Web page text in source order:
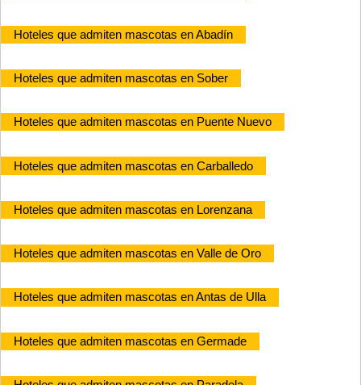
Hoteles que admiten mascotas en Abadín
Hoteles que admiten mascotas en Sober
Hoteles que admiten mascotas en Puente Nuevo
Hoteles que admiten mascotas en Carballedo
Hoteles que admiten mascotas en Lorenzana
Hoteles que admiten mascotas en Valle de Oro
Hoteles que admiten mascotas en Antas de Ulla
Hoteles que admiten mascotas en Germade